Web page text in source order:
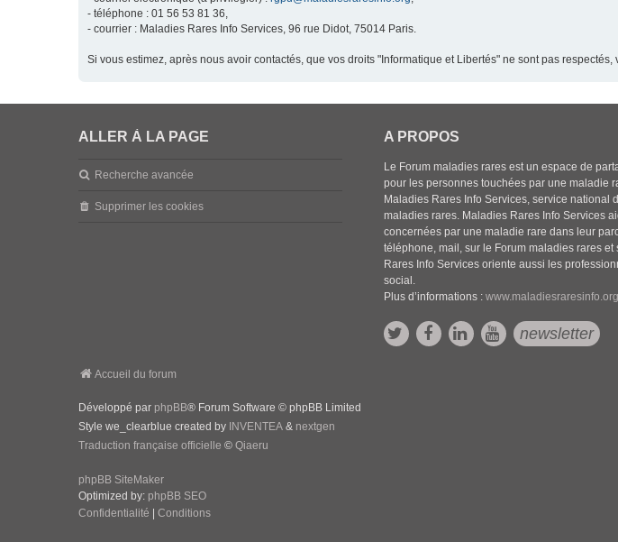
- téléphone : 01 56 53 81 36,
- courrier : Maladies Rares Info Services, 96 rue Didot, 75014 Paris.
Si vous estimez, après nous avoir contactés, que vos droits "Informatique et Libertés" ne sont pas
ALLER À LA PAGE
Recherche avancée
Supprimer les cookies
A PROPOS
Le Forum maladies rares est un espace de
pour les personnes touchées par une maladie
Maladies Rares Info Services, service national
maladies rares. Maladies Rares Info Services
concernées par une maladie rare dans leur
téléphone, mail, sur le Forum maladies rares
Rares Info Services oriente aussi les
social.
Plus d’informations :www.maladiesraresinfo.org
newsletter
Accueil du forum
Développé par phpBB® Forum Software © phpBB Limited
Style we_clearblue created by INVENTEA & nextgen
Traduction française officielle © Qiaeru
phpBB SiteMaker
Optimized by: phpBB SEO
Confidentialité
Conditions